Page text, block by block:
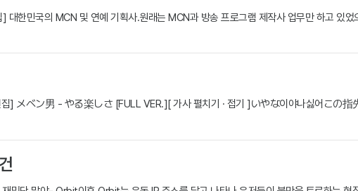
대한민국의 MCN 및 연예 기획사.원래는 MCN과 방송 프로그램 제작사 업무만 하고 있
] メベン男 - やる楽しさ [FULL VER.][ 가사 펼치기 · 접기 ]いやな이야나싫어この